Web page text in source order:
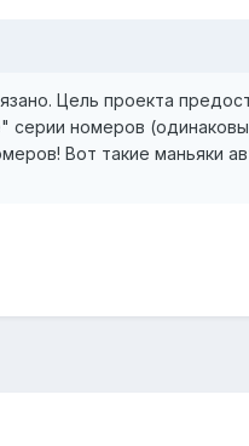
Цель проекта
номеров
Вот такие маньяки